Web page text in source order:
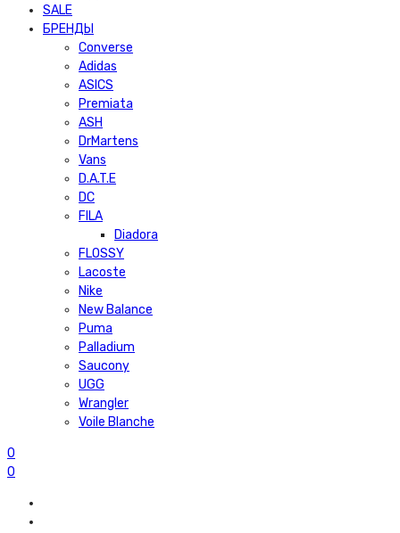
SALE
БРЕНДЫ
Converse
Adidas
ASICS
Premiata
ASH
DrMartens
Vans
D.A.T.E
DC
FILA
Diadora
FLOSSY
Lacoste
Nike
New Balance
Puma
Palladium
Saucony
UGG
Wrangler
Voile Blanche
0
0